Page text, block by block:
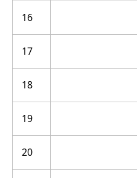
16
17
18
19
20